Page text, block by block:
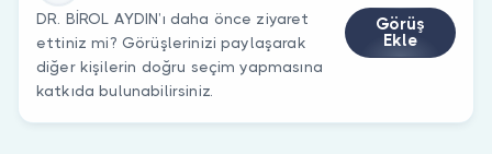
DR. BİROL AYDIN’ı daha önce ziyaret
ettiniz mi? Görüşlerinizi paylaşarak
diğer kişilerin doğru seçim yapmasına
katkıda bulunabilirsiniz.
Görüş
Ekle